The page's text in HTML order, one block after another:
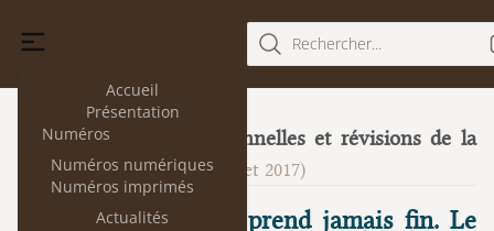
Accueil
Présentation
Numéros
Numéros numériques
Numéros imprimés
Actualités
Rechercher...
18
Cours constitutionnelles et révisions de la
Constitution (juillet 2017)
Un chantier qui ne prend jamais fin. Le